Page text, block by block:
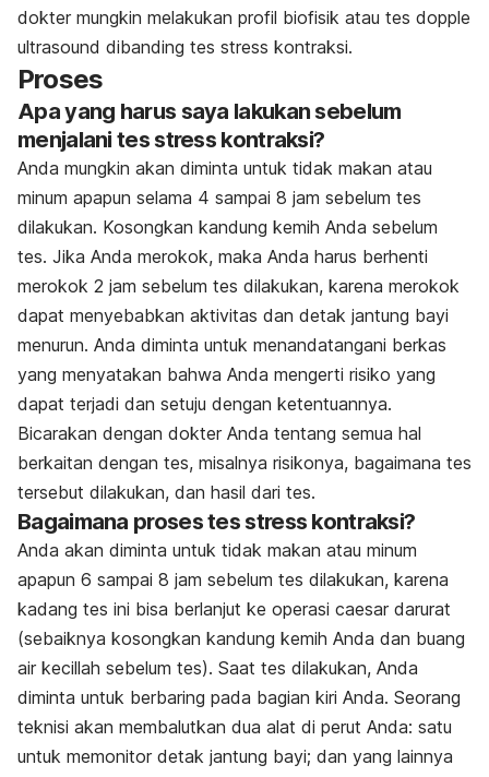
dokter mungkin melakukan profil biofisik atau tes dopple
ultrasound dibanding tes stress kontraksi.
Proses
Apa yang harus saya lakukan sebelum
menjalani tes stress kontraksi?
Anda mungkin akan diminta untuk tidak makan atau
minum apapun selama 4 sampai 8 jam sebelum tes
dilakukan. Kosongkan kandung kemih Anda sebelum
tes. Jika Anda merokok, maka Anda harus berhenti
merokok 2 jam sebelum tes dilakukan, karena merokok
dapat menyebabkan aktivitas dan detak jantung bayi
menurun. Anda diminta untuk menandatangani berkas
yang menyatakan bahwa Anda mengerti risiko yang
dapat terjadi dan setuju dengan ketentuannya.
Bicarakan dengan dokter Anda tentang semua hal
berkaitan dengan tes, misalnya risikonya, bagaimana tes
tersebut dilakukan, dan hasil dari tes.
Bagaimana proses tes stress kontraksi?
Anda akan diminta untuk tidak makan atau minum
apapun 6 sampai 8 jam sebelum tes dilakukan, karena
kadang tes ini bisa berlanjut ke operasi caesar darurat
(sebaiknya kosongkan kandung kemih Anda dan buang
air kecillah sebelum tes). Saat tes dilakukan, Anda
diminta untuk berbaring pada bagian kiri Anda. Seorang
teknisi akan membalutkan dua alat di perut Anda: satu
untuk memonitor detak jantung bayi; dan yang lainnya